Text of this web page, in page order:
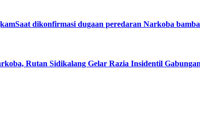
dikonfirmasi dugaan peredaran Narkoba
Rutan Sidikalang Gelar Razia Insidentil